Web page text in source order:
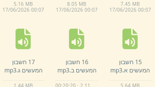
7.45 MB
17/06/2026 00:07
8.05 MB
17/06/2026 00:07
5.16 MB
17/06/2026 00:07
15 חשבון
המעשים א.mp3
5. 64 MB
16 חשבון
המעשים ב.mp3
17 חשבון
המעשים ג.mp3
1. 44 MB